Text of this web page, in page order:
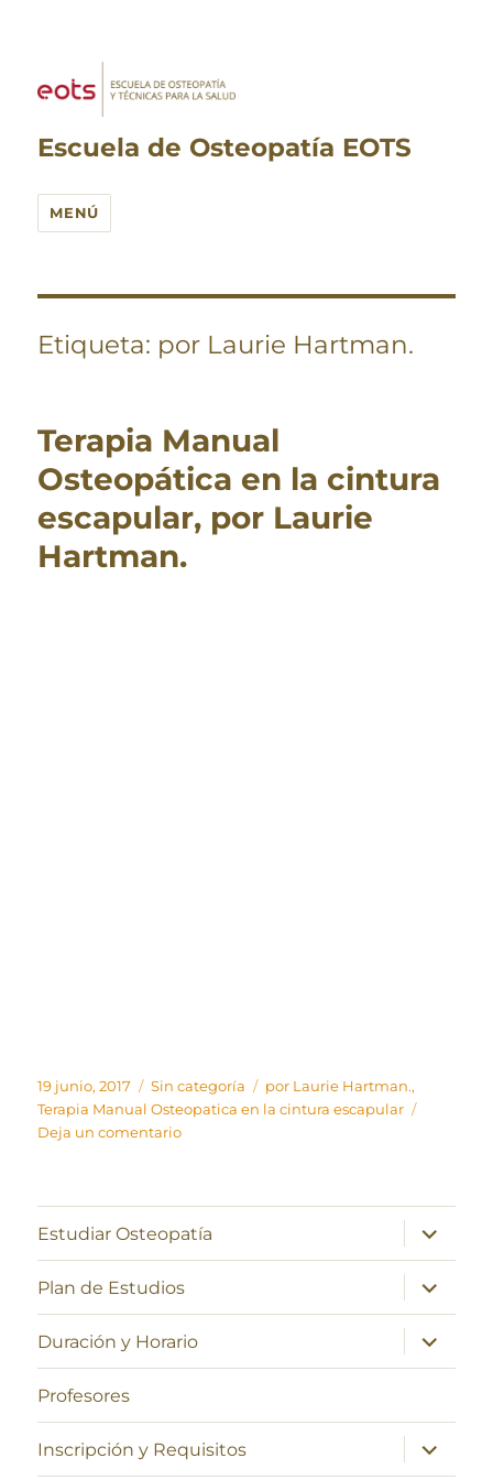
Escuela de Osteopatía EOTS
MENÚ
Etiqueta: por Laurie Hartman.
Terapia Manual
Osteopática en la cintura
escapular, por Laurie
Hartman.
Publicado
el
19 junio, 2017 Categorías
Sin categoría Etiquetas
por Laurie Hartman.,
Terapia Manual Osteopatica en la cintura escapular
Deja un comentarioen
en
escapular,
por
Laurie
Estudiar Osteopatía
expande
el
menú
inferior
Plan de Estudios
expande
el
menú
inferior
Duración y Horario
expande
el
menú
Profesores
Inscripción y Requisitos
expande
el